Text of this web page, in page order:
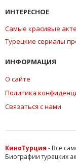
ИНТЕРЕСНОЕ
Самые красивые
Турецкие сериалы
ИНФОРМАЦИЯ
О сайте
Политика
Связаться с нами
КиноТурция - Все
Биографии турецких